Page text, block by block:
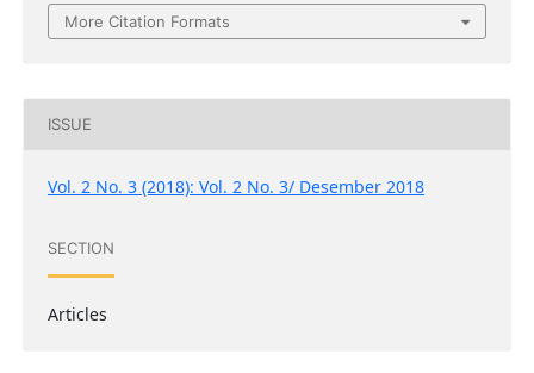
More Citation Formats
ISSUE
Vol. 2 No. 3 (2018): Vol. 2 No. 3/ Desember 2018
SECTION
Articles